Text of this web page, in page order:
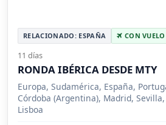
RELACIONADO: ESPAÑA CON VUELO
11 días
RONDA IBÉRICA DESDE MTY
Europa, Sudamérica, España,
Córdoba (Argentina), Madrid,
Lisboa